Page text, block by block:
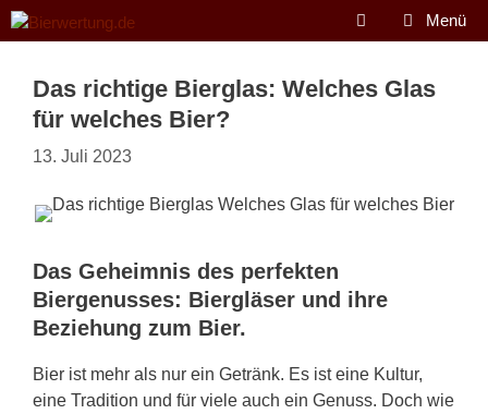
Zum
Inhalt
Menü
Das richtige Bierglas: Welches Glas
für welches Bier?
13. Juli 2023
Das Geheimnis des perfekten
Biergenusses: Biergläser und ihre
Beziehung zum Bier.
Bier ist mehr als nur ein Getränk. Es ist eine Kultur,
eine Tradition und für viele auch ein Genuss. Doch wie